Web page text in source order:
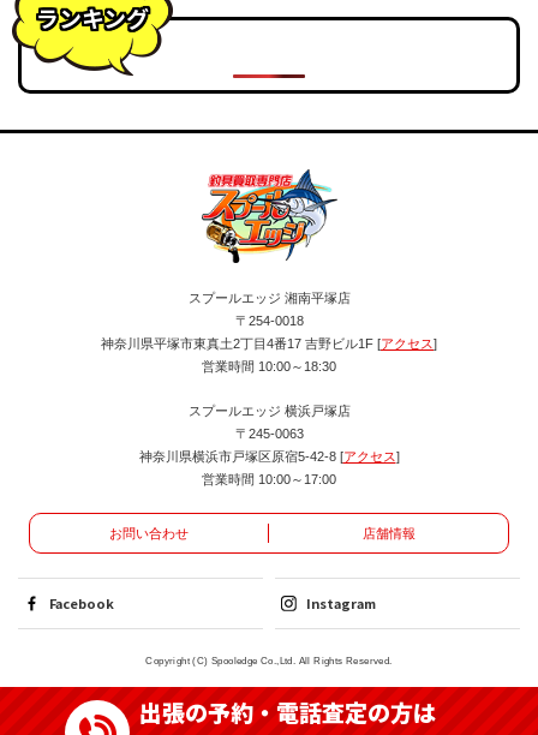
ランキング
スプールエッジ 湘南平塚店
〒254-0018
神奈川県平塚市東真土2丁目4番17 吉野ビル1F [アクセス]
営業時間 10:00～18:30
スプールエッジ 横浜戸塚店
〒245-0063
神奈川県横浜市戸塚区原宿5-42-8 [アクセス]
営業時間 10:00～17:00
お問い合わせ 店舗情報
Facebook Instagram
Copyright (C) Spooledge Co.,Ltd. All Rights Reserved.
出張の予約・電話査定の方は